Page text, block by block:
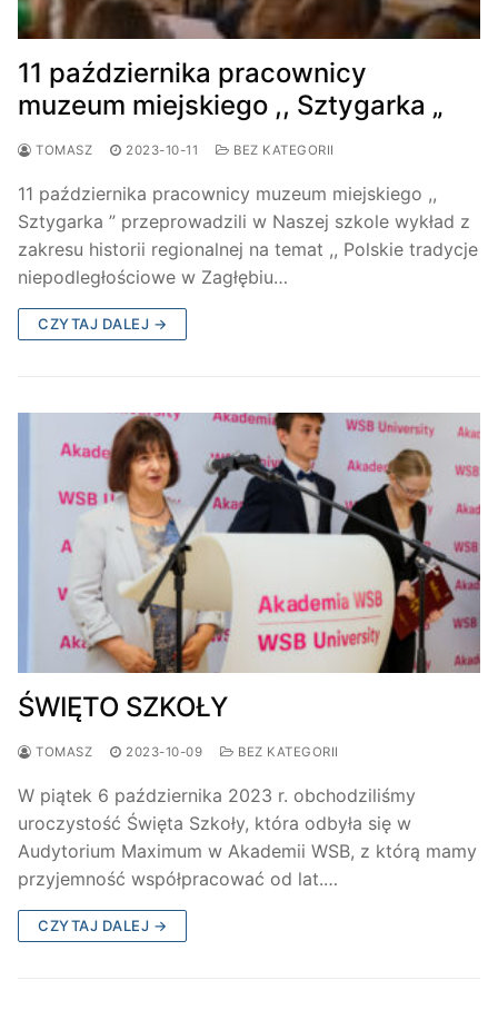
11 października pracownicy
muzeum miejskiego ,, Sztygarka „
TOMASZ 2023-10-11 BEZ KATEGORII
11 października pracownicy muzeum miejskiego ,,
Sztygarka ” przeprowadzili w Naszej szkole wykład z
zakresu historii regionalnej na temat ,, Polskie tradycje
niepodległościowe w Zagłębiu…
CZYTAJ DALEJ →
ŚWIĘTO SZKOŁY
TOMASZ 2023-10-09 BEZ KATEGORII
W piątek 6 października 2023 r. obchodziliśmy
uroczystość Święta Szkoły, która odbyła się w
Audytorium Maximum w Akademii WSB, z którą mamy
przyjemność współpracować od lat.…
CZYTAJ DALEJ →